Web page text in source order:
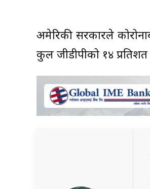
अमेरिकी सरकारले
कुल जीडीपीको १४